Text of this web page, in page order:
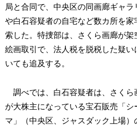
局と合同で、中央区の同画廊ギャラ
や白石容疑者の自宅など数カ所を家
索した。特捜部は、さくら画廊が架
絵画取引で、法人税を脱税した疑い
いても追及する。
調べでは、白石容疑者は、さくら
が大株主になっている宝石販売「シ
マ」（中央区、ジャスダック上場）